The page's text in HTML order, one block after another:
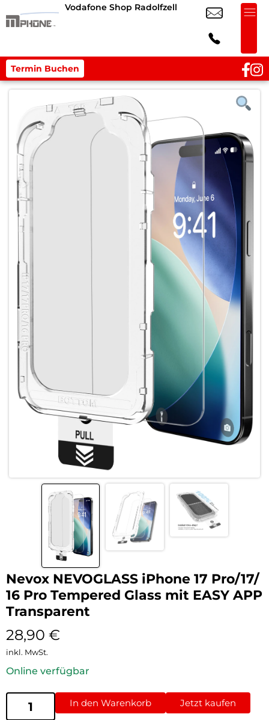
Vodafone Shop Radolfzell
Termin Buchen
Nevox NEVOGLASS iPhone 17 Pro/17/
16 Pro Tempered Glass mit EASY APP
Transparent
28,90 €
inkl. MwSt.
Online verfügbar
In den Warenkorb Jetzt kaufen